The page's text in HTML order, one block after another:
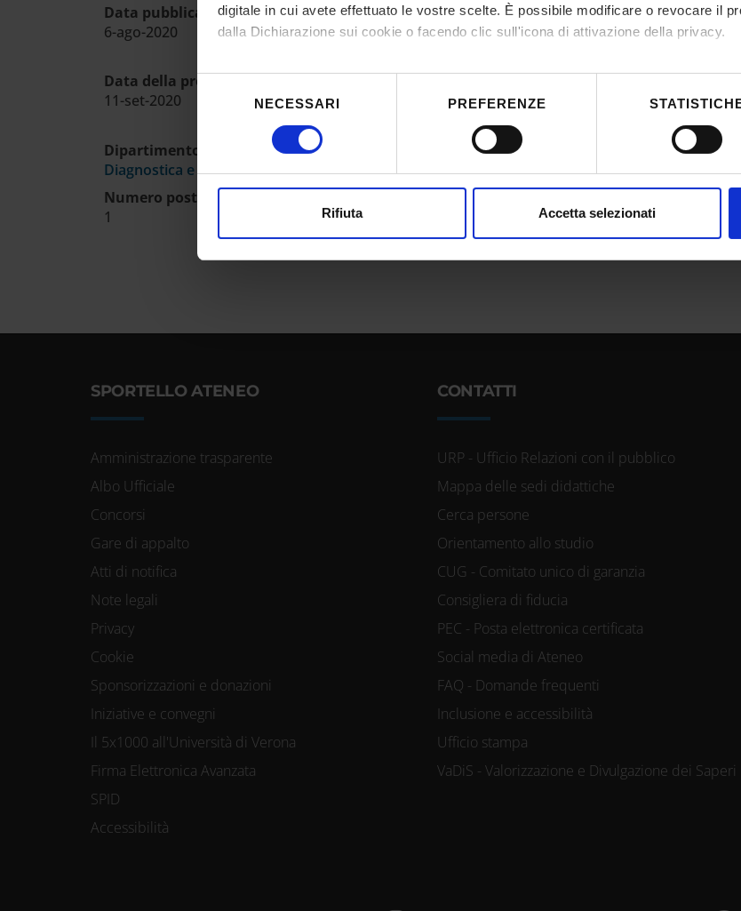
digitale in cui avete effettuato le vostre scelte. È possibile modificare o revocare il
dalla Dichiarazione sui cookie o facendo clic sull'icona di attivazione della privacy.
Con il tuo consenso, vorremmo anche:
raccogliere informazioni sulla tua posizione geografica, con un'approssimazione
Approfondisci come vengono elaborati i tuoi dati personali e imposta le tue
Utilizziamo i cookie per personalizzare contenuti ed annunci, per fornire funzionalità
Selezione
NECESSARI PREFERENZE
Rifiuta Accetta selezionati
Data pubblicazione sull'albo ufficiale
6-ago-2020
Data della prova ammissione
11-set-2020
Dipartimento
Diagnostica e Sanità Pubblica
Numero posti
1
SPORTELLO ATENEO
Amministrazione trasparente
Albo Ufficiale
Concorsi
Gare di appalto
Atti di notifica
Note legali
Privacy
Cookie
Sponsorizzazioni e donazioni
Iniziative e convegni
Il 5x1000 all'Università di Verona
Firma Elettronica Avanzata
SPID
Accessibilità
CONTATTI
URP - Ufficio Relazioni con il pubblico
Mappa delle sedi didattiche
Cerca persone
Orientamento allo studio
CUG - Comitato unico di garanzia
Consigliera di fiducia
PEC - Posta elettronica certificata
Social media di Ateneo
FAQ - Domande frequenti
Inclusione e accessibilità
Ufficio stampa
VaDiS - Valorizzazione e Divulgazione dei Saperi